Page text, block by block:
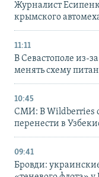
Журналист
крымского
11:11
В Севастополе из-
менять схему
10:45
СМИ: В Wildberries
перенести в
09:41
Бровди: